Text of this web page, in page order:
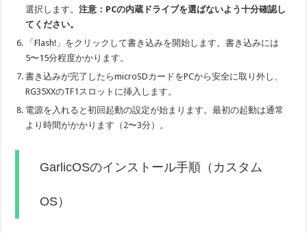
選択します。注意：PCの内蔵ドライブを選ばないよう十分確認し
てください。
「Flash!」をクリックして書き込みを開始します。書き込みには
5〜15分程度かかります。
書き込みが完了したらmicroSDカードをPCから安全に取り外し、
RG35XXのTF1スロットに挿入します。
電源を入れると初回起動の設定が始まります。最初の起動は通常
より時間がかかります（2〜3分）。
GarlicOSのインストール手順（カスタム
OS）